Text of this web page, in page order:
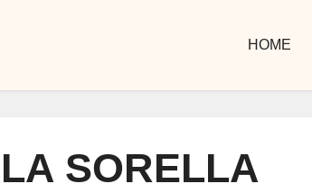
HOME
SORELLA